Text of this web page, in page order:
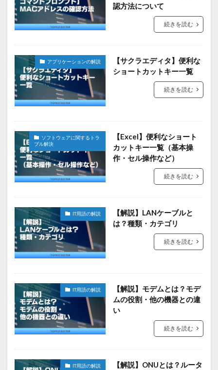
認方法について
続きを読む
アプリケーションの解説
【サクラエディタ】便利な
ショートカットキー一覧
続きを読む
ソフトウェアに関するトラ
ブル解決
【Excel】便利なショート
カットキー一覧（基本操
作・セル操作など）
続きを読む
IT用語の解説
【解説】LANケーブルと
は？種類・カテゴリ
続きを読む
IT用語の解説
【解説】モデムとは？モデ
ムの役割・他の機器との違
い
続きを読む
IT用語の解説
【解説】ONUとは？ルータ